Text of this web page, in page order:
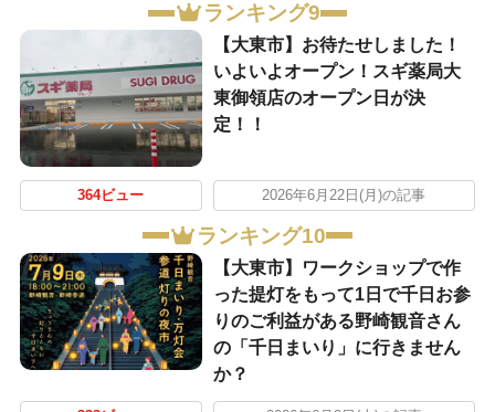
ランキング9
【大東市】お待たせしました！
いよいよオープン！スギ薬局大
東御領店のオープン日が決
定！！
364ビュー 2026年6月22日(月)の記事
ランキング10
【大東市】ワークショップで作
った提灯をもって1日で千日お参
りのご利益がある野崎観音さん
の「千日まいり」に行きません
か？